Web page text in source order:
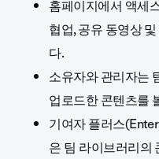
홈페이지에서 액세
협업, 공유 동영상
다.
소유자와 관리자는
업로드한 콘텐츠를
기여자 플러스
은 팀 라이브러리의